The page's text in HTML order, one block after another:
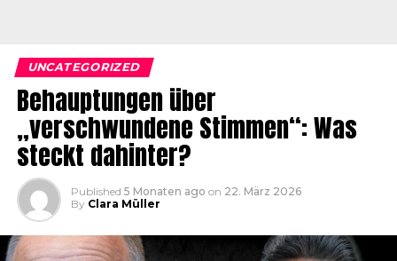
UNCATEGORIZED
Behauptungen über
„verschwundene Stimmen“: Was
steckt dahinter?
Published 5 Monaten ago on 22. März 2026
By Clara Müller